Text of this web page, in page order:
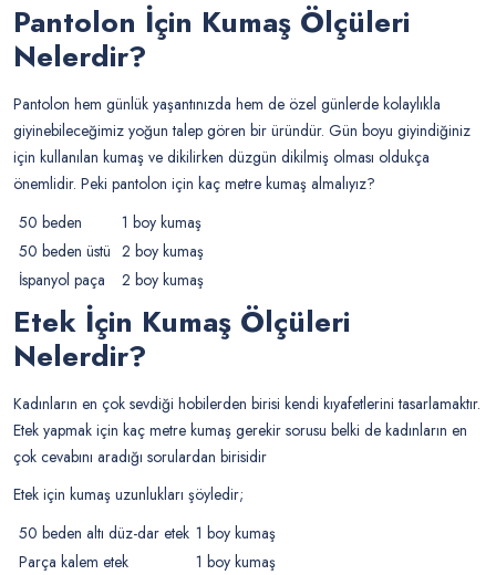
Pantolon İçin Kumaş Ölçüleri
Nelerdir?
Pantolon hem günlük yaşantınızda hem de özel günlerde kolaylıkla
giyinebileceğimiz yoğun talep gören bir üründür. Gün boyu giyindiğiniz
için kullanılan kumaş ve dikilirken düzgün dikilmiş olması oldukça
önemlidir. Peki pantolon için kaç metre kumaş almalıyız?
50 beden
1 boy kumaş
50 beden üstü 2 boy kumaş
İspanyol paça
2 boy kumaş
Etek İçin Kumaş Ölçüleri
Nelerdir?
Kadınların en çok sevdiği hobilerden birisi kendi kıyafetlerini tasarlamaktır.
Etek yapmak için kaç metre kumaş gerekir sorusu belki de kadınların en
çok cevabını aradığı sorulardan birisidir
Etek için kumaş uzunlukları şöyledir;
50 beden altı düz-dar etek 1 boy kumaş
Parça kalem etek
1 boy kumaş